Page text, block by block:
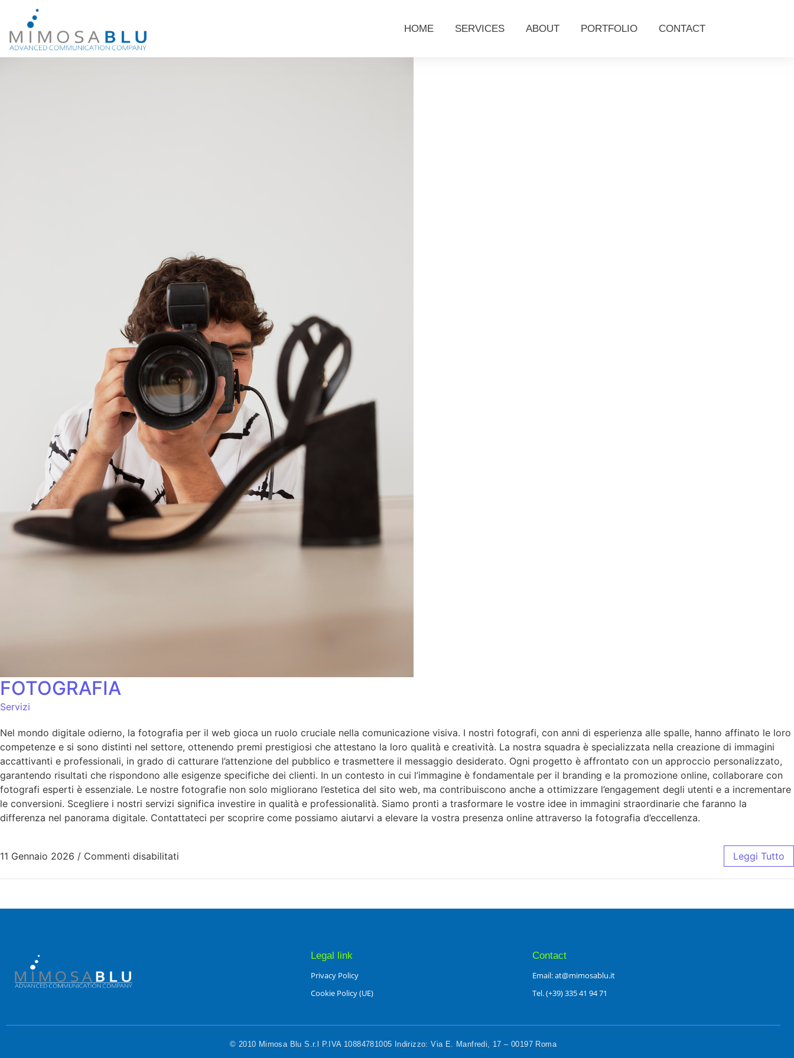
HOME SERVICES ABOUT PORTFOLIO CONTACT
FOTOGRAFIA
Servizi
Nel mondo digitale odierno, la fotografia per il web gioca un ruolo cruciale nella comunicazione visiva. I nostri fotografi, con anni di esperienza alle spalle, hanno affinato le loro
competenze e si sono distinti nel settore, ottenendo premi prestigiosi che attestano la loro qualità e creatività. La nostra squadra è specializzata nella creazione di immagini
accattivanti e professionali, in grado di catturare l’attenzione del pubblico e trasmettere il messaggio desiderato. Ogni progetto è affrontato con un approccio personalizzato,
garantendo risultati che rispondono alle esigenze specifiche dei clienti. In un contesto in cui l’immagine è fondamentale per il branding e la promozione online, collaborare con
fotografi esperti è essenziale. Le nostre fotografie non solo migliorano l’estetica del sito web, ma contribuiscono anche a ottimizzare l’engagement degli utenti e a incrementare
le conversioni. Scegliere i nostri servizi significa investire in qualità e professionalità. Siamo pronti a trasformare le vostre idee in immagini straordinarie che faranno la
differenza nel panorama digitale. Contattateci per scoprire come possiamo aiutarvi a elevare la vostra presenza online attraverso la fotografia d’eccellenza.
11 Gennaio 2026 / Commenti disabilitati Leggi Tutto
Legal link
Privacy Policy
Cookie Policy (UE)
Contact
Email: at@mimosablu.it
Tel. (+39) 335 41 94 71
© 2010 Mimosa Blu S.r.l P.IVA 10884781005 Indirizzo: Via E. Manfredi, 17 – 00197 Roma